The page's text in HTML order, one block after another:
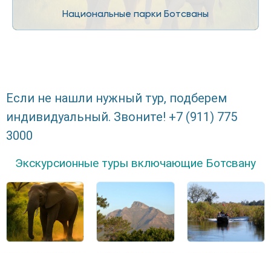
Национальные парки Ботсваны
Если не нашли нужный тур, подберем
индивидуальный. Звоните! +7 (911) 775
3000
Экскурсионные туры включающие Ботсвану